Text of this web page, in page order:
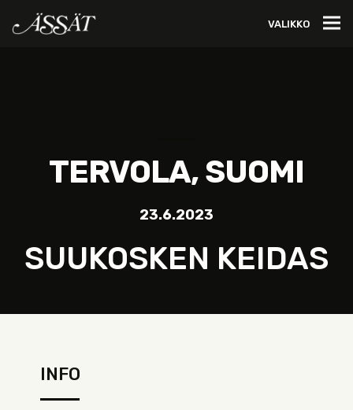
VALIKKO
TERVOLA, SUOMI
23.6.2023
SUUKOSKEN KEIDAS
INFO